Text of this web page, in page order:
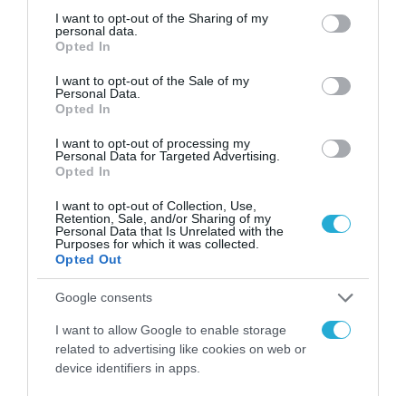
not limited to your visit or usage behaviour. You may click to
grant or deny consent to Google and its third-party tags to
use your data for below specified purposes in below Google
consent section.
I want to opt-out of the Sharing of my
personal data.
Opted In
I want to opt-out of the Sale of my
Personal Data.
Opted In
I want to opt-out of processing my
Personal Data for Targeted Advertising.
Opted In
I want to opt-out of Collection, Use,
Retention, Sale, and/or Sharing of my
Personal Data that Is Unrelated with the
Purposes for which it was collected.
Opted Out
Google consents
I want to allow Google to enable storage
related to advertising like cookies on web or
device identifiers in apps.
αναβάθμιση των ψηφιακών πληρωμών,
προσφέροντας μια γρήγορη, ασφαλή και
εκατομμύρια καταναλωτές στην Ελλάδα, ενώ
ακόμη δυναμικότερη παρουσία στη χώρα.
REVOLUT